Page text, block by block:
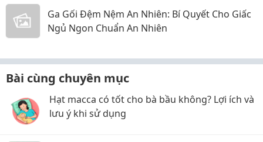
Ga Gối Đệm Nệm An Nhiên: Bí Quyết Cho Giấc
Ngủ Ngon Chuẩn An Nhiên
Bài cùng chuyên mục
Hạt macca có tốt cho bà bầu không? Lợi ích và
lưu ý khi sử dụng